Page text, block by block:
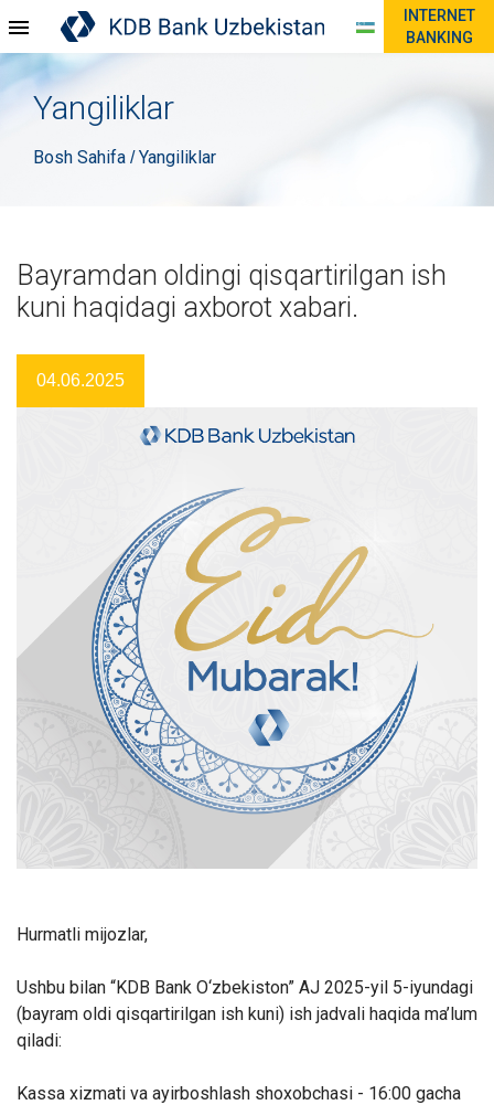
INTERNET
BANKING
Yangiliklar
Bosh Sahifa /Yangiliklar
Bayramdan oldingi qisqartirilgan ish
kuni haqidagi axborot xabari.
04.06.2025
Hurmatli mijozlar,
Ushbu bilan “KDB Bank O‘zbekiston” AJ 2025-yil 5-iyundagi
(bayram oldi qisqartirilgan ish kuni) ish jadvali haqida ma’lum
qiladi:
Kassa xizmati va ayirboshlash shoxobchasi - 16:00 gacha